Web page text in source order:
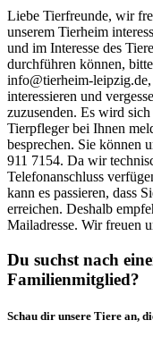
Liebe Tierfreunde, wir
unserem Tierheim
und im Interesse des
durchführen können,
info@tierheim-
interessieren und
zuzusenden. Es wird
Tierpfleger bei Ihnen
besprechen. Sie können
911 7154. Da wir
Telefonanschluss
kann es passieren, dass
erreichen. Deshalb
Mailadresse. Wir freuen
Du suchst nach
Familienmitglied?
Schau dir unsere Tiere an,